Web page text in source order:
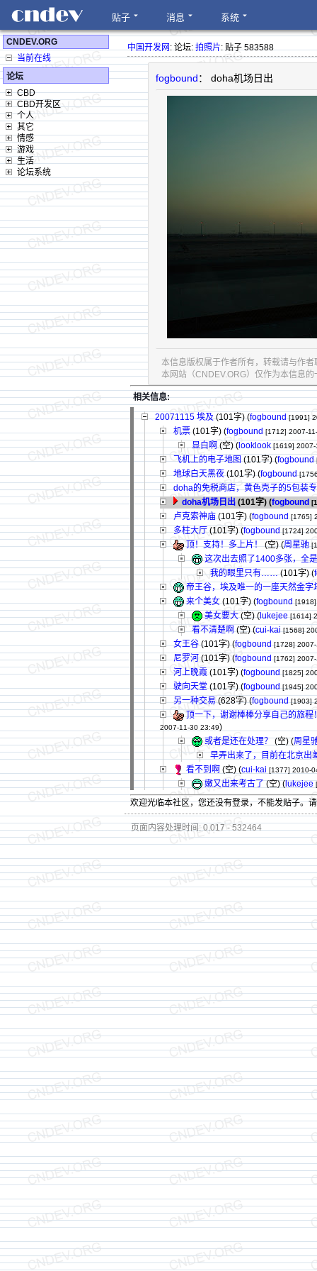
贴子 消息 系统
CNDEV.ORG
当前在线
论坛
CBD
CBD开发区
个人
其它
情感
游戏
生活
论坛系统
中国开发网: 论坛:拍照片: 贴子 583588
fogbound： doha机场日出
本信息版权属于作者所有，转载请与作
本网站（CNDEV.ORG）仅作为本信息
相关信息:
20071115 埃及 (101字)(fogbound [1991]
机票 (101字)(fogbound [1712] 2007-
显白啊(空) (looklook [1619] 2007-
飞机上的电子地图 (101字)(fogbound
地球白天黑夜 (101字)(fogbound
doha的免税商店，黄色壳子的5包装
doha机场日出 (101字) (fogbound
卢克索神庙 (101字)(fogbound [1765]
多柱大厅 (101字)(fogbound [1724]
顶！支持！多上片！(空) (周星驰
这次出去照了1400多张，全
我的眼里只有…… (101字)(
帝王谷，埃及唯一的一座天然金字
来个美女 (101字)(fogbound [1918]
美女要大(空) (lukejee [1614]
看不清楚啊(空) (cui-kai [1568]
女王谷 (101字)(fogbound [1728]
尼罗河 (101字)(fogbound [1762]
河上晚霞 (101字)(fogbound [1825]
驶向天堂 (101字)(fogbound [1945]
另一种交易 (628字)(fogbound [1903]
顶一下，谢谢棒棒分享自己的旅
2007-11-30 23:49)
或者是还在处理？(空) (周星
早弄出来了，目前在北京出
看不到啊 (空) (cui-kai [1377] 2010-
嫩又出来考古了(空) (lukejee
欢迎光临本社区，您还没有登录，不能发贴子。
页面内容处理时间: 0.017 - 532464